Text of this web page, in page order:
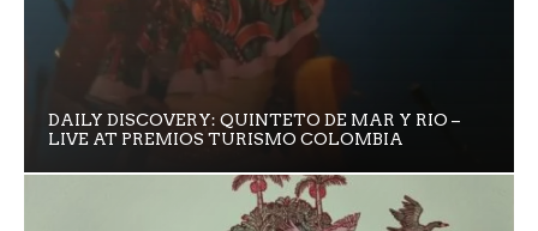
DAILY DISCOVERY: QUINTETO DE MAR Y RIO –
LIVE AT PREMIOS TURISMO COLOMBIA